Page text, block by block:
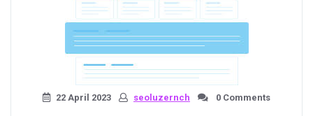
Suchmaschinen»
22 April 2023 seoluzernch 0 Comments